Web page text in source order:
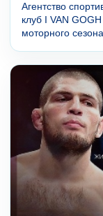
Агентство
клуб I VAN
моторного